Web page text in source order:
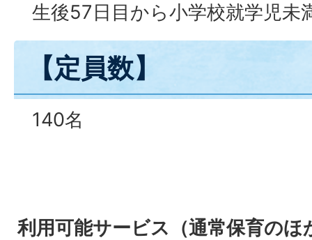
生後57日目から小学校就学児未
【定員数】
140名
利用可能サービス（通常保育の